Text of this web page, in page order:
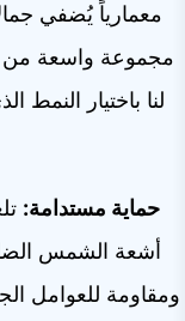
اتصل بنا
معمارياً يُضفي
مجموعة واسعة من
لنا باختيار
حماية مستدامة:
أشعة الشمس
ومقاومة للعوامل